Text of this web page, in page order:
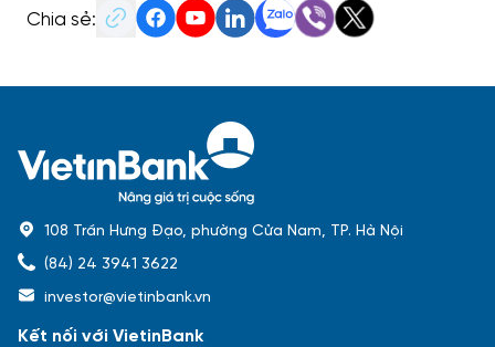
Chia sẻ:
108 Trần Hưng Đạo, phường Cửa Nam, TP. Hà Nội
(84) 24 3941 3622
investor@vietinbank.vn
Kết nối với VietinBank